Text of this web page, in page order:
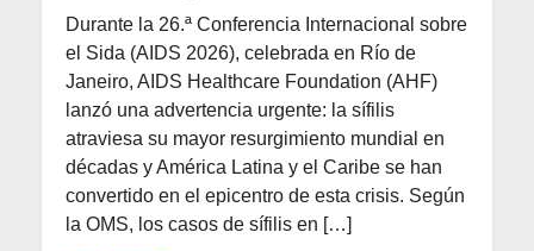
Durante la 26.ª Conferencia Internacional sobre
el Sida (AIDS 2026), celebrada en Río de
Janeiro, AIDS Healthcare Foundation (AHF)
lanzó una advertencia urgente: la sífilis
atraviesa su mayor resurgimiento mundial en
décadas y América Latina y el Caribe se han
convertido en el epicentro de esta crisis. Según
la OMS, los casos de sífilis en […]